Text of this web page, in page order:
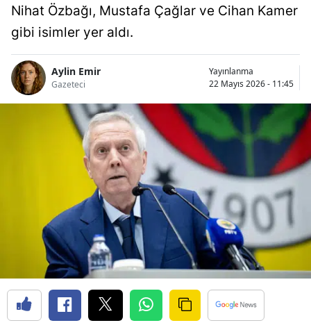
Nihat Özbağı, Mustafa Çağlar ve Cihan Kamer
gibi isimler yer aldı.
Aylin Emir
Gazeteci
Yayınlanma
22 Mayıs 2026 - 11:45